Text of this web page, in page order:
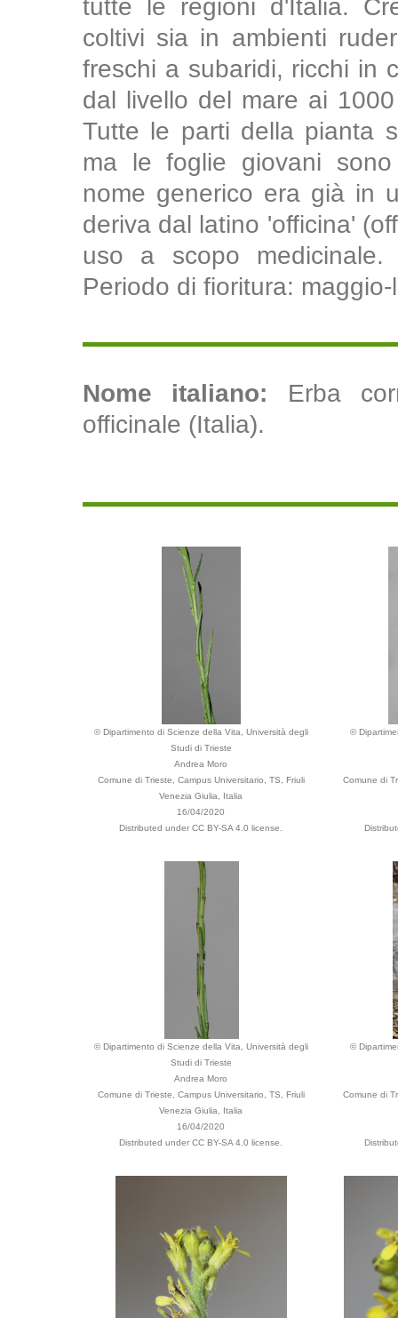
tutte le regioni d'Italia.
coltivi sia in ambienti
freschi a subaridi, ricchi in
dal livello del mare ai
Tutte le parti della pianta
ma le foglie giovani
nome generico era già in
deriva dal latino 'officina'
uso a scopo medicinale.
Periodo di fioritura:
Nome italiano: Erba
officinale (Italia).
© Dipartimento di Scienze della Vita, Università degli
Studi di Trieste
Andrea Moro
Comune di Trieste, Campus Universitario, TS, Friuli
Venezia Giulia, Italia
16/04/2020
Distributed under CC BY-SA 4.0 license.
©
Comune di
© Dipartimento di Scienze della Vita, Università degli
Studi di Trieste
Andrea Moro
Comune di Trieste, Campus Universitario, TS, Friuli
Venezia Giulia, Italia
16/04/2020
Distributed under CC BY-SA 4.0 license.
©
Comune di